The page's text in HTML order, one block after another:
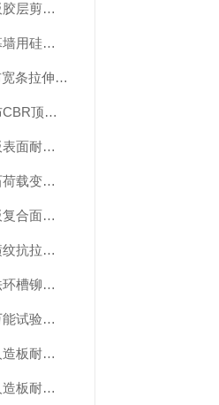
LBTC-313人造板胶层剪切强度夹具
LBTC-312建筑幕墙用硅酮结构密封胶剪切强度夹具
LBTC-311土工布宽条拉伸试验专用引伸计
LBTC-310土工布CBR顶破强力夹具
LBTC-309人造板表面耐冷热循环性能测定
LBTC-308人造石荷载变形试验夹具
LBTC-307复合板复合面剪切强度试验夹具
LBTC-306木材横纹抗拉强度试验夹具
LBTC-305拉力法环槽铆钉连接副拉脱试验夹具
LBTC-303电子万能试验机薄膜气动夹具
LBTC-302饰面人造板耐开裂钻孔夹具
LBTC-302饰面人造板耐开裂固定夹具